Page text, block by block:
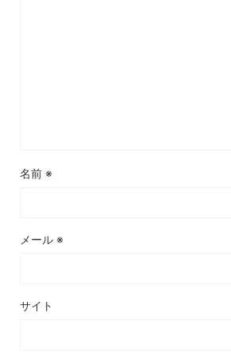
名前 ※
メール ※
サイト